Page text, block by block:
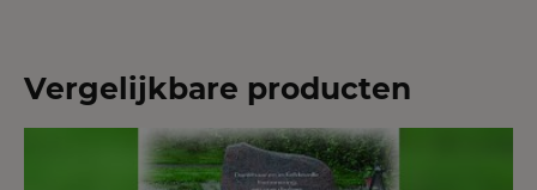
Vergelijkbare producten